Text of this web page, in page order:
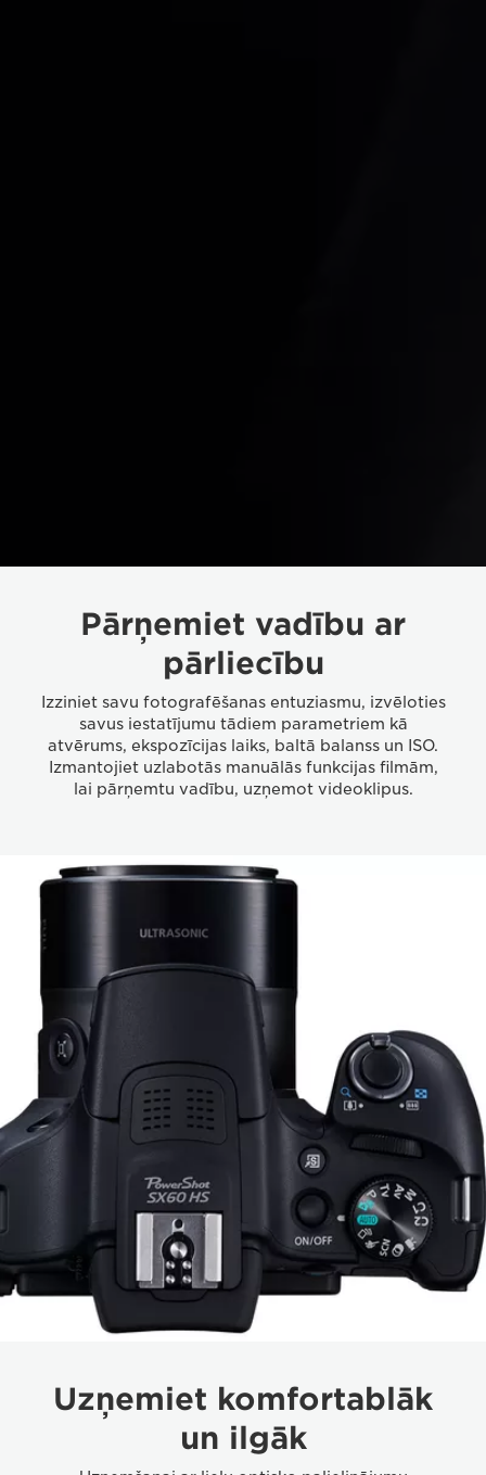
Pārņemiet vadību ar
pārliecību
Izziniet savu fotografēšanas entuziasmu, izvēloties
savus iestatījumu tādiem parametriem kā
atvērums, ekspozīcijas laiks, baltā balanss un ISO.
Izmantojiet uzlabotās manuālās funkcijas filmām,
lai pārņemtu vadību, uzņemot videoklipus.
Uzņemiet komfortablāk
un ilgāk